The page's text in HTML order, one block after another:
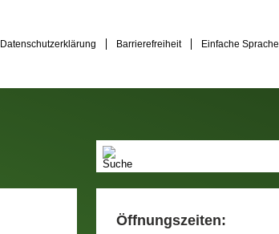
Datenschutzerklärung Barrierefreiheit Einfache Sprache
Öffnungszeiten: